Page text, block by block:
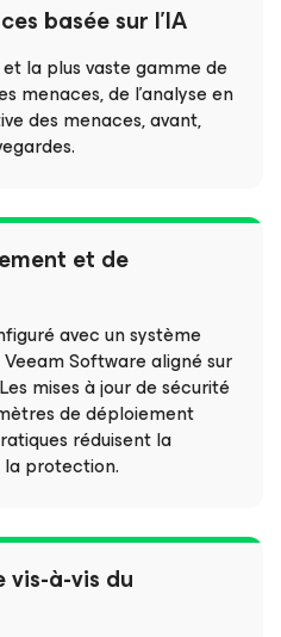
basée sur l’IA
la plus vaste gamme de
menaces, de l’analyse en
des menaces, avant,
et de
avec un système
Software aligné sur
mises à jour de sécurité
de déploiement
réduisent la
protection.
vis-à-vis du